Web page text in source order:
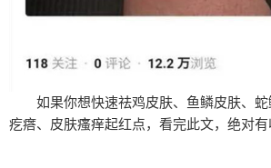
如果你想快速祛鸡皮肤、鱼鳞皮肤、
疙瘩、皮肤瘙痒起红点，看完此文，绝对有